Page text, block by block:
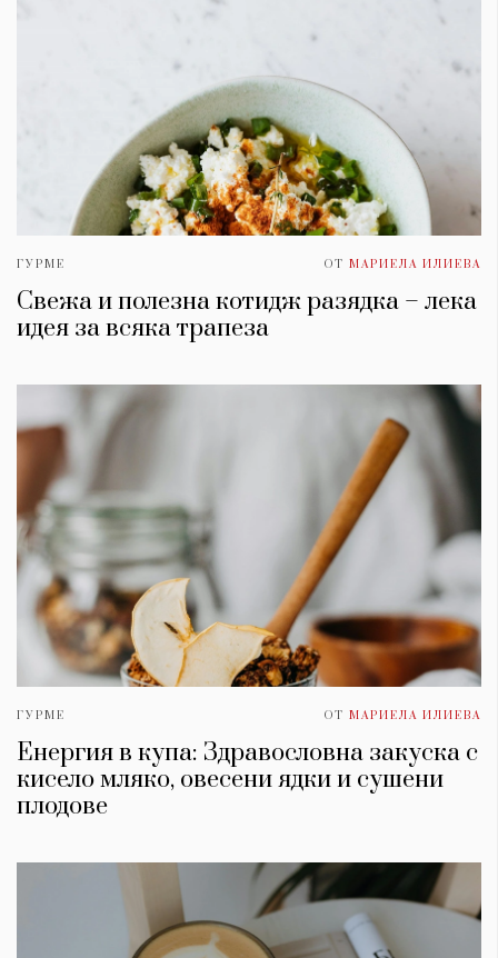
ГУРМЕ ОТ МАРИЕЛА ИЛИЕВА
Свежа и полезна котидж разядка – лека
идея за всяка трапеза
ГУРМЕ ОТ МАРИЕЛА ИЛИЕВА
Енергия в купа: Здравословна закуска с
кисело мляко, овесени ядки и сушени
плодове